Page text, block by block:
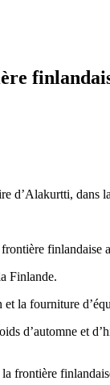
d’Alakurtti, dans
finlandaise
Finlande.
la fourniture
d’automne et
frontière